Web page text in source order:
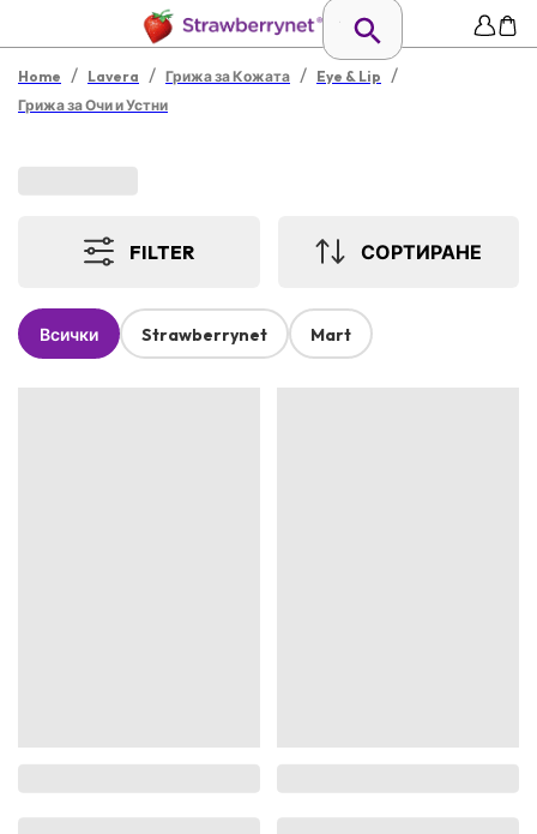
Home / Lavera / Грижа за Кожата / Eye & Lip /
Грижа за Очи и Устни
FILTER СОРТИРАНЕ
Всички Strawberrynet Mart